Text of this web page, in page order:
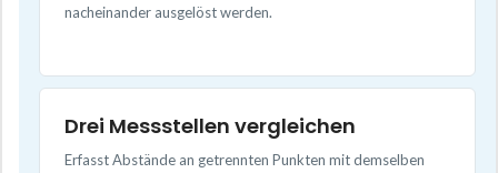
nacheinander ausgelöst werden.
Drei Messstellen vergleichen
Erfasst Abstände an getrennten Punkten mit demselben